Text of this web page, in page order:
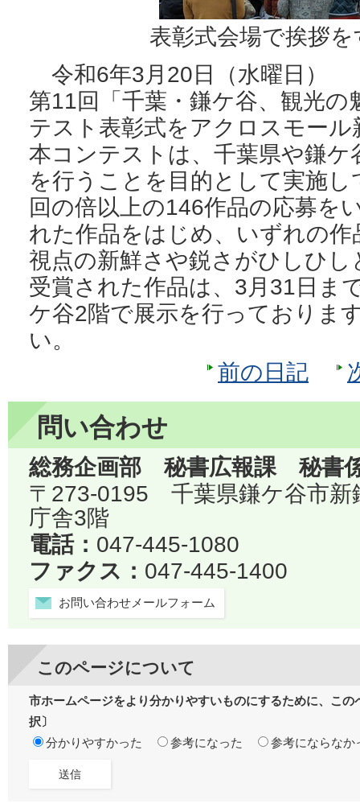
表彰式会場で挨拶
令和6年3月20日（水曜日）
第11回「千葉・鎌ケ谷、観光
テスト表彰式をアクロスモー
本コンテストは、千葉県や鎌ケ
を行うことを目的として実施
回の倍以上の146作品の応募を
れた作品をはじめ、いずれの
視点の新鮮さや鋭さがひしひ
受賞された作品は、3月31日ま
ケ谷2階で展示を行っておりま
い。
前の日記
問い合わせ
総務企画部 秘書広報課 秘書
〒273-0195 千葉県鎌ケ谷市
庁舎3階
電話： 047-445-1080
ファクス： 047-445-1400
お問い合わせメールフォーム
このページについて
市ホームページをより分かりやすいものにするために、こ
択〕
分かりやすかった
参考になった 参考にならなか